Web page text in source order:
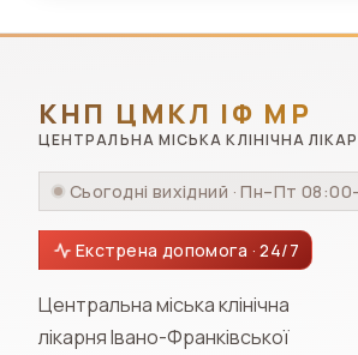
КНП ЦМКЛ ІФ МР
ЦЕНТРАЛЬНА МІСЬКА КЛІНІЧНА
Сьогодні вихідний · Пн–Пт
Екстрена допомога · 24/7
Центральна міська клінічна
лікарня Івано-Франківської